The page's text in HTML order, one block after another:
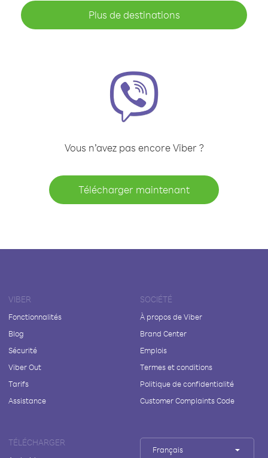
Plus de destinations
Vous n’avez pas encore Viber ?
Télécharger maintenant
VIBER
Fonctionnalités
Blog
Sécurité
Viber Out
Tarifs
Assistance
SOCIÉTÉ
À propos de Viber
Brand Center
Emplois
Termes et conditions
Politique de confidentialité
Customer Complaints Code
TÉLÉCHARGER
Français